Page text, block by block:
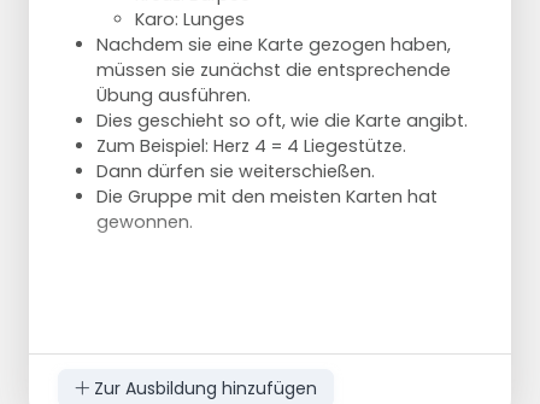
Karo: Lunges
Nachdem sie eine Karte gezogen haben,
müssen sie zunächst die entsprechende
Übung ausführen.
Dies geschieht so oft, wie die Karte angibt.
Zum Beispiel: Herz 4 = 4 Liegestütze.
Dann dürfen sie weiterschießen.
Die Gruppe mit den meisten Karten hat
gewonnen.
Zur Ausbildung hinzufügen